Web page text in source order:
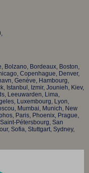
Bolzano, Bordeaux, Boston,
Copenhague, Denver,
Genève, Hambourg,
Istanbul, Izmir, Jounieh, Kiev,
Leeuwarden, Lima,
Luxembourg, Lyon,
Mumbai, Munich, New
Paris, Phoenix, Prague,
Pétersbourg, San
Sofia, Stuttgart, Sydney,